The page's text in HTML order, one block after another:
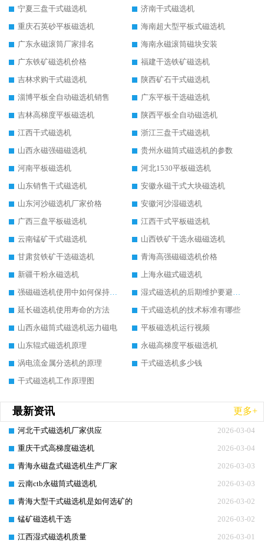
宁夏三盘干式磁选机
济南干式磁选机
重庆石英砂平板磁选机
海南超大型平板式磁选机
广东永磁滚筒厂家排名
海南永磁滚筒磁块安装
广东铁矿磁选机价格
福建干选铁矿磁选机
吉林求购干式磁选机
陕西矿石干式磁选机
淄博平板全自动磁选机销售
广东平板干选磁选机
吉林高梯度平板磁选机
陕西平板全自动磁选机
江西干式磁选机
浙江三盘干式磁选机
山西永磁强磁磁选机
贵州永磁筒式磁选机的参数
河南平板磁选机
河北1530平板磁选机
山东销售干式磁选机
安徽永磁干式大块磁选机
山东河沙磁选机厂家价格
安徽河沙湿磁选机
广西三盘平板磁选机
江西干式平板磁选机
云南锰矿干式磁选机
山西铁矿干选永磁磁选机
甘肃贫铁矿干选磁选机
青海高强磁磁选机价格
新疆干粉永磁选机
上海永磁式磁选机
强磁磁选机使用中如何保持其顺畅运行
湿式磁选机的后期维护要避开哪些坑
延长磁选机使用寿命的方法
干式磁选机的技术标准有哪些
山西永磁筒式磁选机远力磁电
平板磁选机运行视频
山东辊式磁选机原理
永磁高梯度平板磁选机
涡电流金属分选机的原理
干式磁选机多少钱
干式磁选机工作原理图
最新资讯 更多+
2026-03-04
河北干式磁选机厂家供应
2026-03-04
重庆干式高梯度磁选机
2026-03-03
青海永磁盘式磁选机生产厂家
2026-03-03
云南ctb永磁筒式磁选机
2026-03-02
青海大型干式磁选机是如何选矿的
2026-03-02
锰矿磁选机干选
2026-03-01
江西湿式磁选机质量